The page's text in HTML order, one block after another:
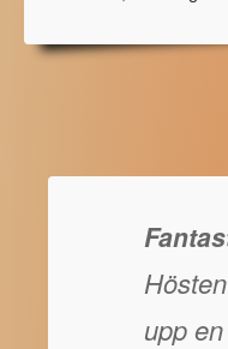
upp